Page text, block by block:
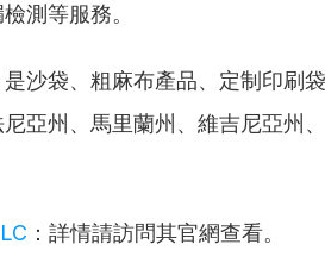
測等服務。
是沙袋、粗麻布產品、定制印刷
亞州、馬里蘭州、維吉尼亞州
：詳情請訪問其官網查看。